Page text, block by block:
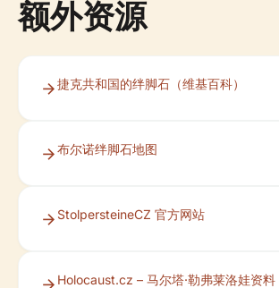
额外资源
捷克共和国的绊脚石（维基百科）
布尔诺绊脚石地图
StolpersteineCZ 官方网站
Holocaust.cz – 马尔塔·勒弗莱洛娃资料